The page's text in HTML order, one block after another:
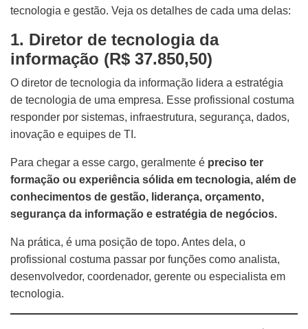
tecnologia e gestão. Veja os detalhes de cada uma delas:
1. Diretor de tecnologia da
informação (R$ 37.850,50)
O diretor de tecnologia da informação lidera a estratégia
de tecnologia de uma empresa. Esse profissional costuma
responder por sistemas, infraestrutura, segurança, dados,
inovação e equipes de TI.
Para chegar a esse cargo, geralmente é preciso ter
formação ou experiência sólida em tecnologia, além de
conhecimentos de gestão, liderança, orçamento,
segurança da informação e estratégia de negócios.
Na prática, é uma posição de topo. Antes dela, o
profissional costuma passar por funções como analista,
desenvolvedor, coordenador, gerente ou especialista em
tecnologia.